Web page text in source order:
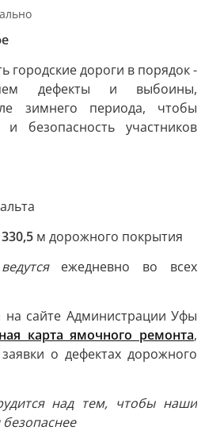
городские дороги в порядок -
дефекты и выбоины,
зимнего периода, чтобы
безопасность участников
м дорожного покрытия
ежедневно во всех
на сайте Администрации Уфы
карта ямочного ремонта,
о дефектах дорожного
над тем, чтобы наши